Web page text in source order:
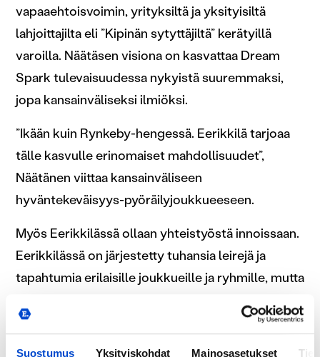
Suostumus Yksityiskohdat Mainosasetukset
vapaaehtoisvoimin, yrityksiltä ja yksityisiltä
lahjoittajilta eli ”Kipinän sytyttäjiltä” kerätyillä
varoilla. Näätäsen visiona on kasvattaa Dream
Spark tulevaisuudessa nykyistä suuremmaksi,
jopa kansainväliseksi ilmiöksi.
”Ikään kuin Rynkeby-hengessä. Eerikkilä tarjoaa
tälle kasvulle erinomaiset mahdollisuudet”,
Näätänen viittaa kansainväliseen
hyväntekeväisyys-pyöräilyjoukkueeseen.
Myös Eerikkilässä ollaan yhteistyöstä innoissaan.
Eerikkilässä on järjestetty tuhansia leirejä ja
tapahtumia erilaisille joukkueille ja ryhmille, mutta
kokemus.